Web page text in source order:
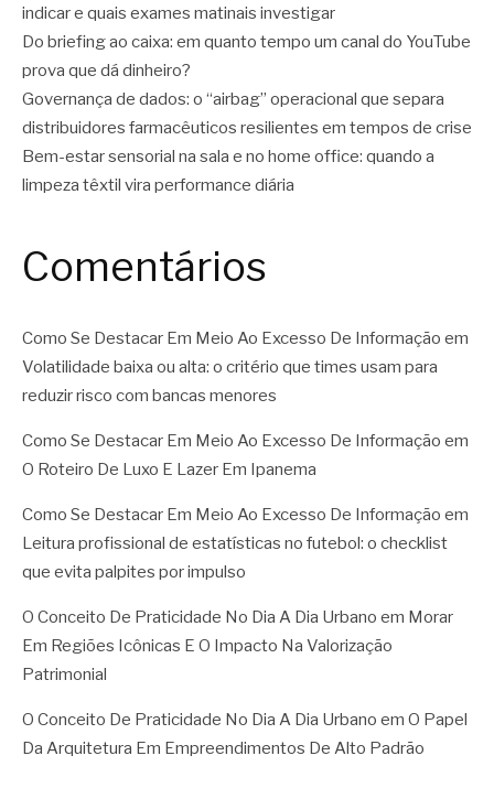
indicar e quais exames matinais investigar
Do briefing ao caixa: em quanto tempo um canal do YouTube
prova que dá dinheiro?
Governança de dados: o “airbag” operacional que separa
distribuidores farmacêuticos resilientes em tempos de crise
Bem-estar sensorial na sala e no home office: quando a
limpeza têxtil vira performance diária
Comentários
Como Se Destacar Em Meio Ao Excesso De Informação em
Volatilidade baixa ou alta: o critério que times usam para
reduzir risco com bancas menores
Como Se Destacar Em Meio Ao Excesso De Informação em
O Roteiro De Luxo E Lazer Em Ipanema
Como Se Destacar Em Meio Ao Excesso De Informação em
Leitura profissional de estatísticas no futebol: o checklist
que evita palpites por impulso
O Conceito De Praticidade No Dia A Dia Urbano em Morar
Em Regiões Icônicas E O Impacto Na Valorização
Patrimonial
O Conceito De Praticidade No Dia A Dia Urbano em O Papel
Da Arquitetura Em Empreendimentos De Alto Padrão